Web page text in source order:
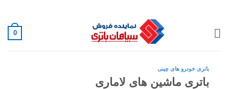
content
0
باتری خودرو های چینی
باتری ماشین های لاماری